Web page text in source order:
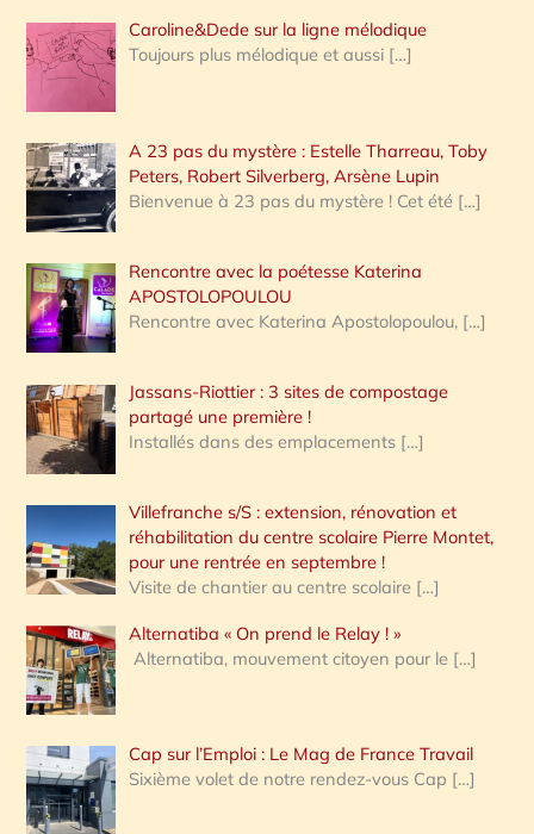
Caroline&Dede sur la ligne mélodique
Toujours plus mélodique et aussi […]
A 23 pas du mystère : Estelle Tharreau, Toby
Peters, Robert Silverberg, Arsène Lupin
Bienvenue à 23 pas du mystère ! Cet été […]
Rencontre avec la poétesse Katerina
APOSTOLOPOULOU
Rencontre avec Katerina Apostolopoulou, […]
Jassans-Riottier : 3 sites de compostage
partagé une première !
Installés dans des emplacements […]
Villefranche s/S : extension, rénovation et
réhabilitation du centre scolaire Pierre Montet,
pour une rentrée en septembre !
Visite de chantier au centre scolaire […]
Alternatiba « On prend le Relay ! »
Alternatiba, mouvement citoyen pour le […]
Cap sur l’Emploi : Le Mag de France Travail
Sixième volet de notre rendez-vous Cap […]